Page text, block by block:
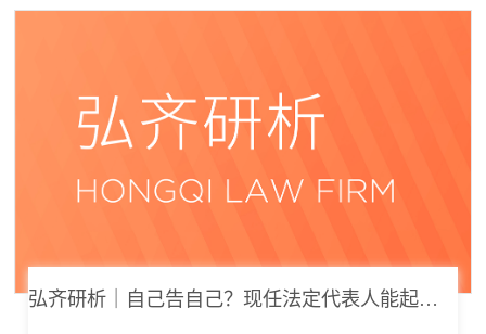
弘齐研析｜自己告自己？现任法定代表人能起诉公司索要劳动报酬吗？